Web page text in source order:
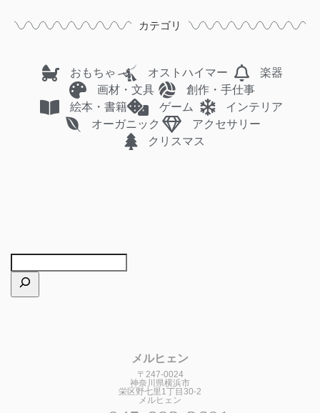
カテゴリ
おもちゃ オストハイマー
楽器
画材・文具
創作・手仕事
絵本・書籍
ゲーム
インテリア
オーガニック
アクセサリー
クリスマス
メルヒェン
〒247-0024
神奈川県横浜市
栄区野七里1丁目30-2
メルヒェン